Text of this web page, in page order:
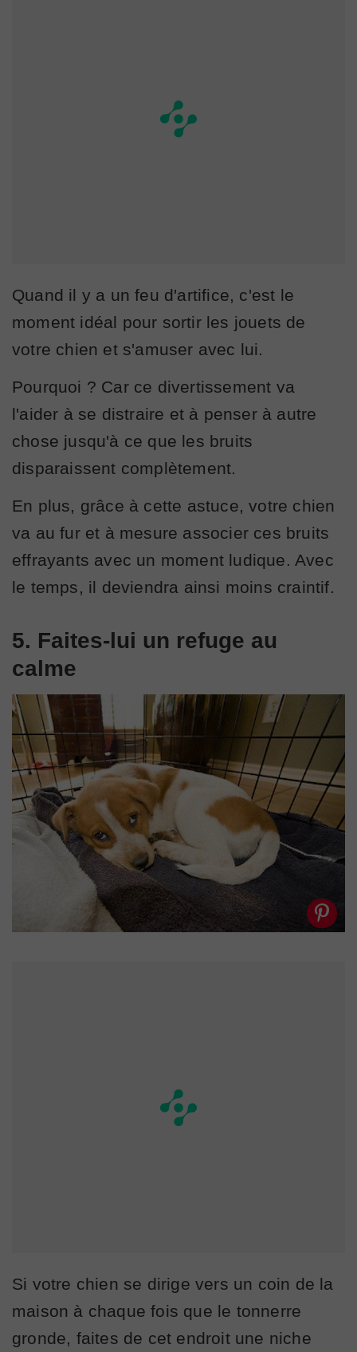
Quand il y a un feu d'artifice, c'est le
moment idéal pour sortir les jouets de
votre chien et s'amuser avec lui.
Pourquoi ? Car ce divertissement va
l'aider à se distraire et à penser à autre
chose jusqu'à ce que les bruits
disparaissent complètement.
En plus, grâce à cette astuce, votre chien
va au fur et à mesure associer ces bruits
effrayants avec un moment ludique. Avec
le temps, il deviendra ainsi moins craintif.
5. Faites-lui un refuge au
calme
Si votre chien se dirige vers un coin de la
maison à chaque fois que le tonnerre
gronde, faites de cet endroit une niche